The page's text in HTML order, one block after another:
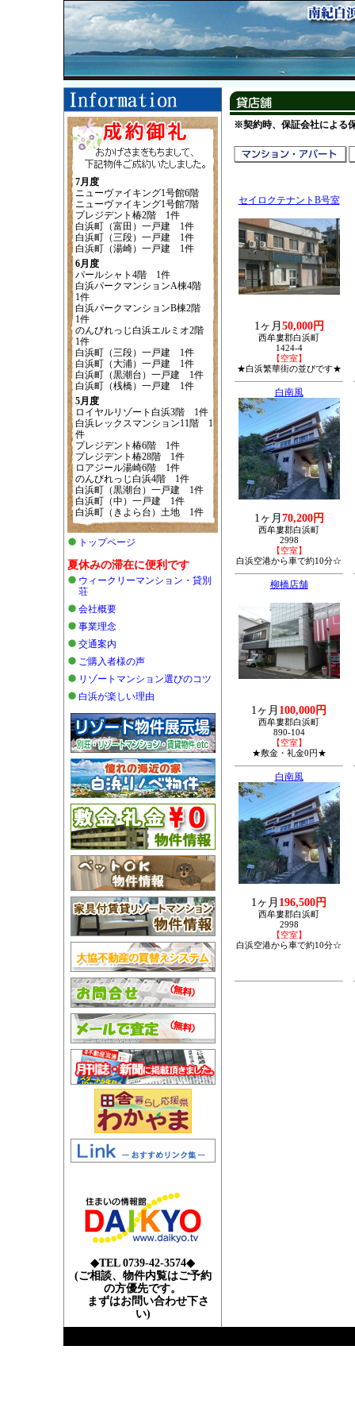
※契約時、保証会社による
セイロクテナントB号室
1ヶ月 50,000円
西牟婁郡白浜町
1424-4
【空室】
★白浜繁華街の並びです★
白南風
1ヶ月 70,200円
西牟婁郡白浜町
2998
【空室】
白浜空港から車で約10分☆
柳橋店舗
1ヶ月 100,000円
西牟婁郡白浜町
890-104
【空室】
★敷金・礼金0円★
白南風
1ヶ月 196,500円
西牟婁郡白浜町
2998
【空室】
白浜空港から車で約10分☆
7月度
ニューヴァイキング1号館6階
ニューヴァイキング1号館7階
プレジデント椿2階 1件
白浜町（富田）一戸建 1件
白浜町（三段）一戸建 1件
白浜町（湯崎）一戸建 1件
6月度
パールシャト4階 1件
白浜パークマンションA棟4階
1件
白浜パークマンションB棟2階
1件
のんびれっじ白浜エルミオ2階
1件
白浜町（三段）一戸建 1件
白浜町（大浦）一戸建 1件
白浜町（黒潮台）一戸建 1件
白浜町（桟橋）一戸建 1件
5月度
ロイヤルリゾート白浜3階 1件
白浜レックスマンション11階 1
件
プレジデント椿6階 1件
プレジデント椿28階 1件
ロアジール湯崎6階 1件
のんびれっじ白浜4階 1件
白浜町（黒潮台）一戸建 1件
白浜町（中）一戸建 1件
白浜町（きよら台）土地 1件
トップページ
夏休みの滞在に便利です
ウィークリーマンション・貸別
荘
会社概要
事業理念
交通案内
ご購入者様の声
リゾートマンション選びのコツ
白浜が楽しい理由
◆TEL 0739-42-3574◆
(ご相談、物件内覧はご予約
の方優先です。
まずはお問い合わせ下さ
い)